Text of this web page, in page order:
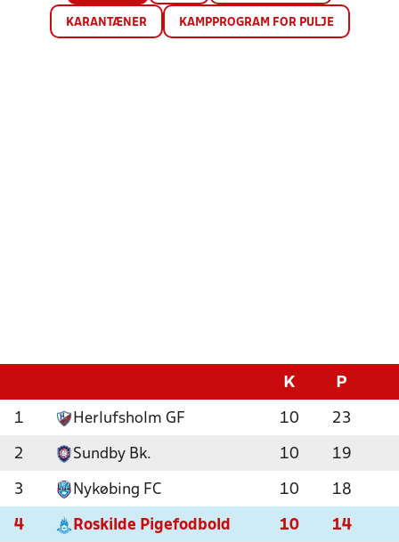
KARANTÆNER KAMPPROGRAM FOR PULJE
K P
1 Herlufsholm GF 10 23
2 Sundby Bk. 10 19
3 Nykøbing FC 10 18
4 Roskilde Pigefodbold 10 14